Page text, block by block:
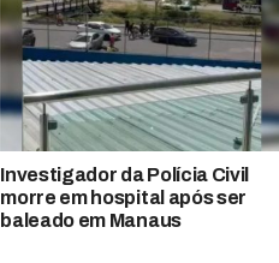
Investigador da Polícia Civil
morre em hospital após ser
baleado em Manaus